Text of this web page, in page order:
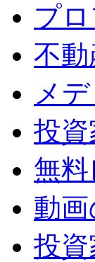
プ
不
メ
投
無
動
投